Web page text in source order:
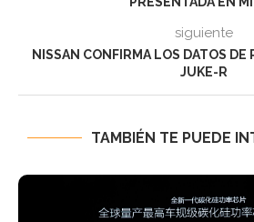
siguiente
NISSAN CONFIRMA LOS DATOS DE
JUKE-R
TAMBIÉN TE PUEDE